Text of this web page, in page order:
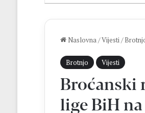
Naslovna/Vijesti/
Brotnjo Vijesti
Broćanski
lige BiH